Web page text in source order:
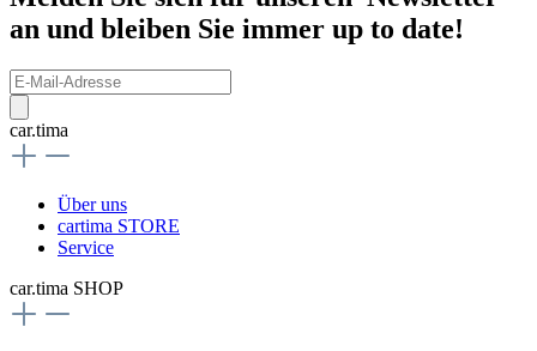
an und bleiben Sie immer up to date!
car.tima
Über uns
cartima STORE
Service
car.tima SHOP